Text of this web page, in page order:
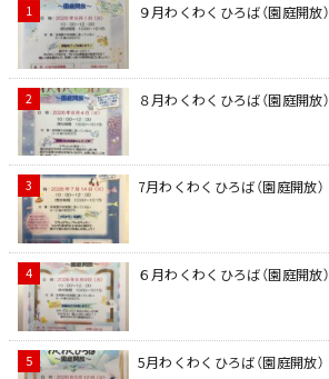
９月わくわくひろば（園庭開放）
８月わくわくひろば（園庭開放）
7月わくわくひろば（園庭開放）
６月わくわくひろば（園庭開放）
5月わくわくひろば（園庭開放）